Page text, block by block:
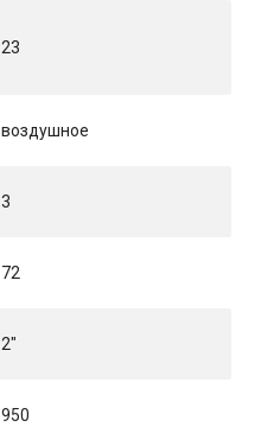
23
воздушное
3
72
2"
950